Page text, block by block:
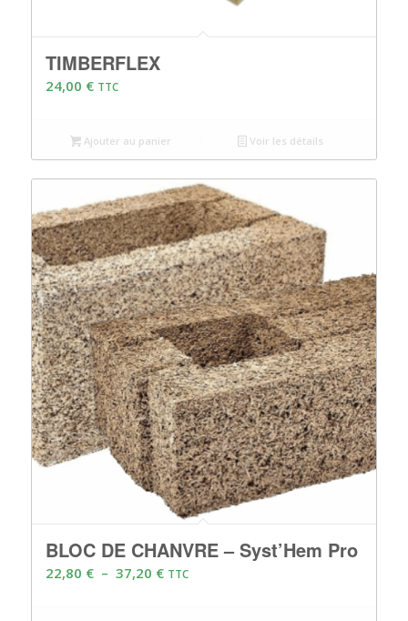
TIMBERFLEX
24,00 € TTC
Ajouter au panier Voir les détails
BLOC DE CHANVRE – Syst’Hem Pro
22,80 € – 37,20 €Plage
TTC